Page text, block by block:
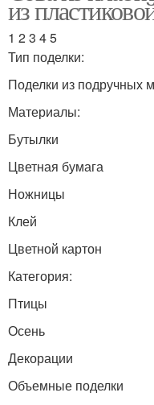
из
1 2 3 4 5
Тип поделки:
Поделки из подручных
Материалы:
Бутылки
Цветная бумага
Ножницы
Клей
Цветной картон
Категория:
Птицы
Осень
Декорации
Объемные поделки